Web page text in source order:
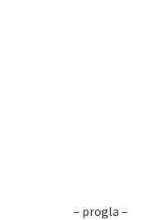
– progla –